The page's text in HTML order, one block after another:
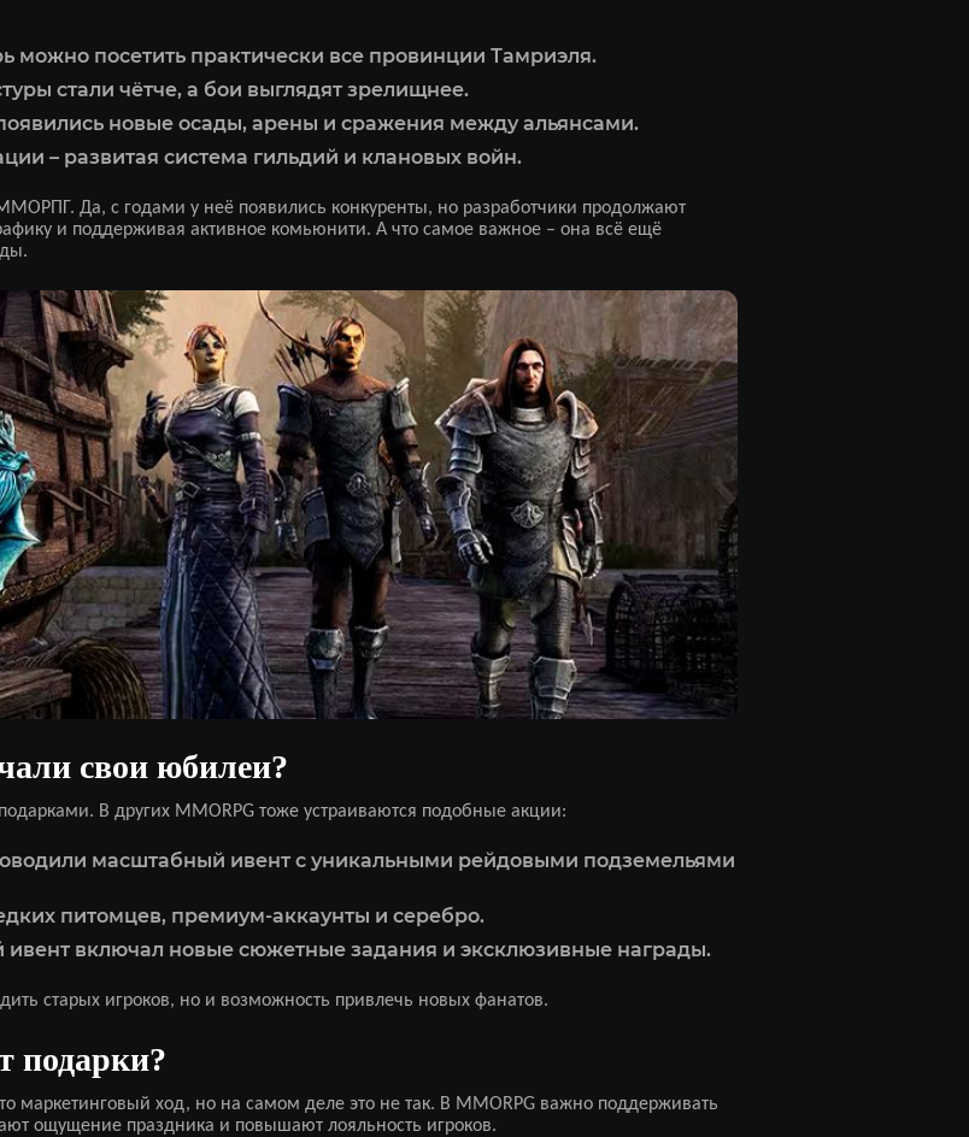
можно посетить практически все провинции Тамриэля.
стали чётче, а бои выглядят зрелищнее.
новые осады, арены и сражения между альянсами.
– развитая система гильдий и клановых войн.
Да, с годами у неё появились конкуренты, но разработчики продолжают
и поддерживая активное комьюнити. А что самое важное – она всё ещё
свои юбилеи?
В других MMORPG тоже устраиваются подобные акции:
масштабный ивент с уникальными рейдовыми подземельями
питомцев, премиум-аккаунты и серебро.
ивент включал новые сюжетные задания и эксклюзивные награды.
старых игроков, но и возможность привлечь новых фанатов.
подарки?
маркетинговый ход, но на самом деле это не так. В MMORPG важно поддерживать
ощущение праздника и повышают лояльность игроков.